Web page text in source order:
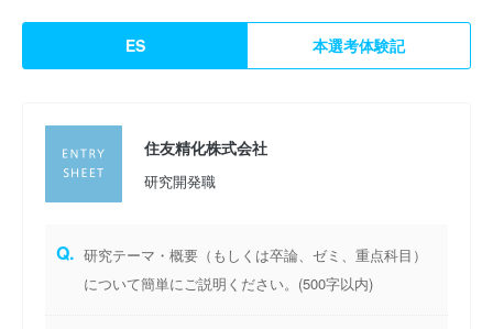
ES 本選考体験記
住友精化株式会社
研究開発職
Q. 研究テーマ・概要（もしくは卒論、ゼミ、重点科目）
について簡単にご説明ください。(500字以内)